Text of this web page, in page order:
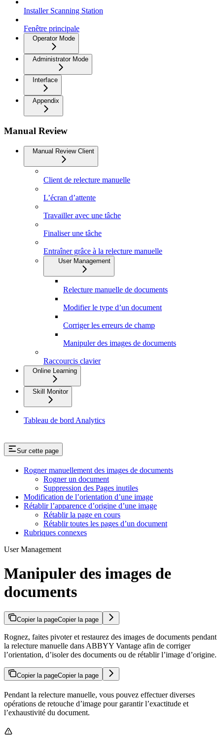
Installer Scanning Station
Fenêtre principale
Operator Mode
Administrator Mode
Interface
Appendix
Manual Review
Manual Review Client
Client de relecture manuelle
L’écran d’attente
Travailler avec une tâche
Finaliser une tâche
Entraîner grâce à la relecture manuelle
User Management
Relecture manuelle de documents
Modifier le type d’un document
Corriger les erreurs de champ
Manipuler des images de documents
Raccourcis clavier
Online Learning
Skill Monitor
Tableau de bord Analytics
Sur cette page
Rogner manuellement des images de documents
Rogner un document
Suppression des Pages inutiles
Modification de l’orientation d’une image
Rétablir l’apparence d’origine d’une image
Rétablir la page en cours
Rétablir toutes les pages d’un document
Rubriques connexes
User Management
Manipuler des images de
documents
Copier la pageCopier la page
Rognez, faites pivoter et restaurez des images de documents pendant
la relecture manuelle dans ABBYY Vantage afin de corriger
l’orientation, d’isoler des documents ou de rétablir l’image d’origine.
Copier la pageCopier la page
Pendant la relecture manuelle, vous pouvez effectuer diverses
opérations de retouche d’image pour garantir l’exactitude et
l’exhaustivité du document.